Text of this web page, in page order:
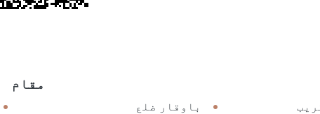
مقام
باوقار ضلع